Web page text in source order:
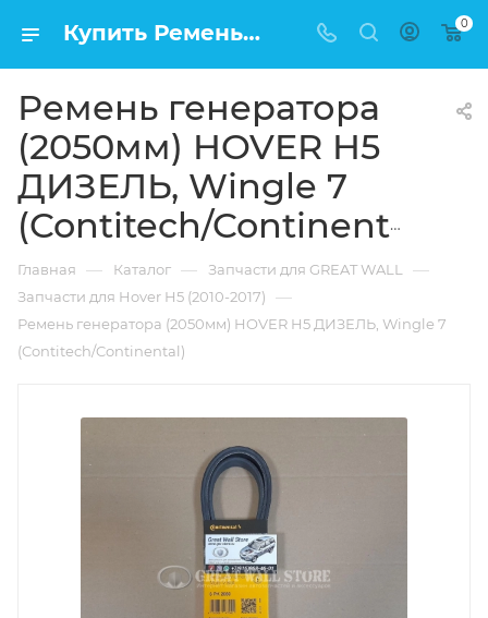
Купить Ремень генератора (2050мм) HOVER H5 ДИЗЕЛЬ, Wingle 7 (Contitech/Continental) в Москве по низкой цене 0
Ремень генератора
(2050мм) HOVER H5
ДИЗЕЛЬ, Wingle 7
(Contitech/Continental)
Главная — Каталог — Запчасти для GREAT WALL —
Запчасти для Hover H5 (2010-2017) —
Ремень генератора (2050мм) HOVER H5 ДИЗЕЛЬ, Wingle 7
(Contitech/Continental)